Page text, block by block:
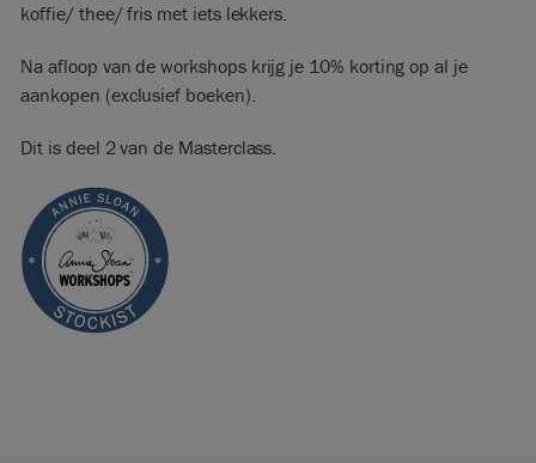
koffie/ thee/ fris met iets lekkers.
Na afloop van de workshops krijg je 10% korting op al je
aankopen (exclusief boeken).
Dit is deel 2 van de Masterclass.